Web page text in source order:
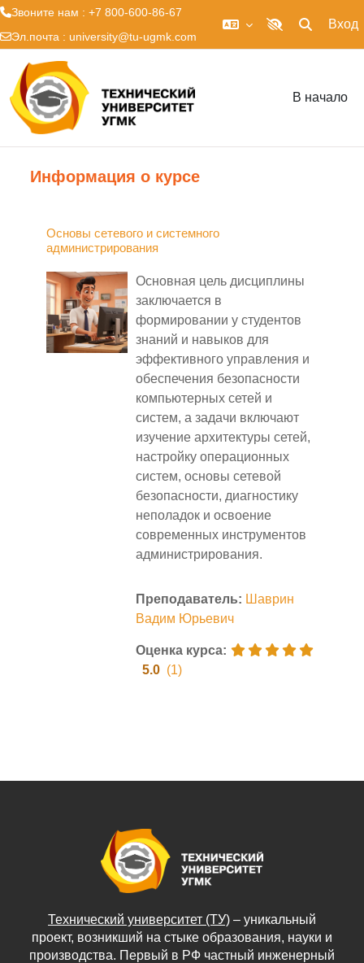
Звоните нам : +7 800-600-86-67
Эл.почта : university@tu-ugmk.com Изменить
Вход
В начало
Информация о курсе
Основы сетевого и системного
администрирования
Основная цель дисциплины
заключается в
формировании у студентов
знаний и навыков для
эффективного управления и
обеспечения безопасности
компьютерных сетей и
систем, а задачи включают
изучение архитектуры сетей,
настройку операционных
систем, основы сетевой
безопасности, диагностику
неполадок и освоение
современных инструментов
администрирования.
Преподаватель: Шаврин
Вадим Юрьевич
Оценка курса:
5.0 (1)
Технический университет (ТУ) – уникальный
проект, возникший на стыке образования, науки и
производства. Первый в РФ частный инженерный